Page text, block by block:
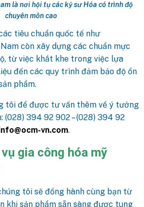
là nơi hội tụ các kỹ sư Hóa có trình độ
chuyên môn cao
tiêu chuẩn quốc tế như
còn xây dựng các chuẩn mực
từ việc khắt khe trong việc lựa
đến các quy trình đảm bảo độ ổn
phẩm.
tôi để được tư vấn thêm về ý tưởng
(028) 394 92 902 – (028) 394 92
vn.com.
gia công hóa mỹ
tôi sẽ đồng hành cùng bạn từ
khi sản phẩm sẵn sàng được tung